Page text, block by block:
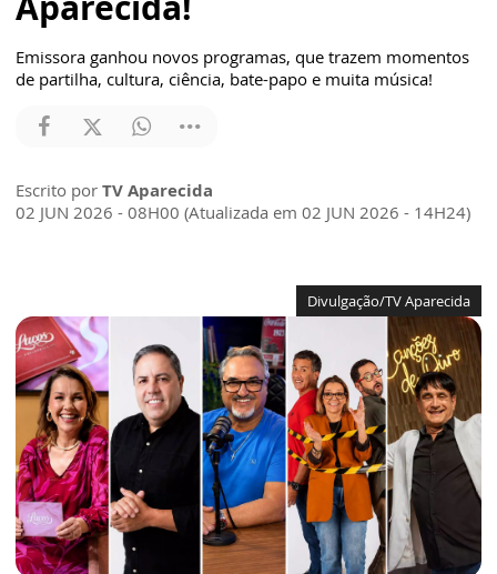
Emissora ganhou novos programas, que trazem momentos
de partilha, cultura, ciência, bate-papo e muita música!
Escrito por TV Aparecida
02 JUN 2026 - 08H00 (Atualizada em 02 JUN 2026 - 14H24)
Divulgação/TV Aparecida